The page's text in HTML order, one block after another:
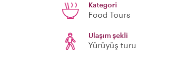
Kategori
Food Tours
Ulaşım şekli
Yürüyüş turu